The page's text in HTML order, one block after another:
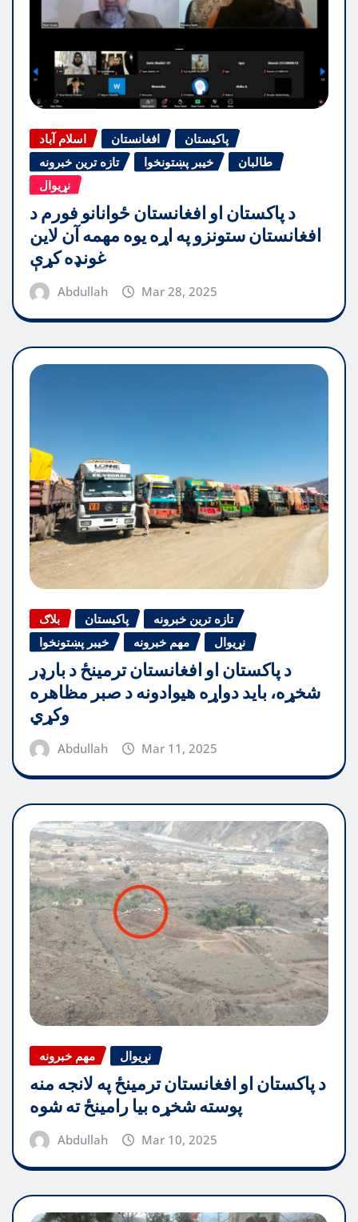
اسلام آباد افغانستان
پاکیستان
تازه ترین خبرونه
خیبر پښتونخوا
طالبان
نړیوال
د پاکستان او افغانستان ځوانانو فورم د
افغانستان ستونزو په اړه یوه مهمه آن لاین
غونډه کړې
Abdullah Mar 28, 2025
بلاګ پاکیستان
تازه ترین خبرونه
خیبر پښتونخوا
مهم خبرونه نړیوال
د پاکستان او افغانستان ترمینځ د بارډر
شخړه، باید دواړه هیوادونه د صبر مظاهره
وکړي
Abdullah Mar 11, 2025
مهم خبرونه نړیوال
د پاکستان او افغانستان ترمینځ په لانجه منه
پوسته شخړه بیا رامینځ ته شوه
Abdullah Mar 10, 2025